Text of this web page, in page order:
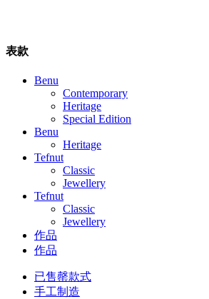
表款
Benu
Contemporary
Heritage
Special Edition
Benu
Heritage
Tefnut
Classic
Jewellery
Tefnut
Classic
Jewellery
作品
作品
已售罄款式
手工制造